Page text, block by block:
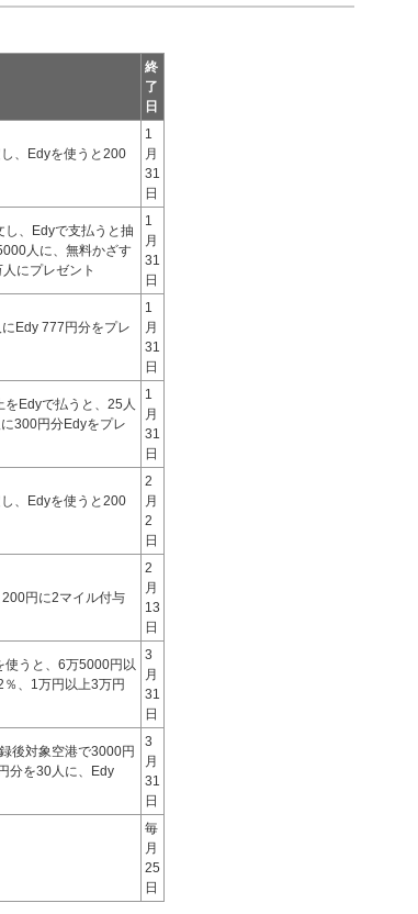
終
了
日
、Edyを使うと200
1
月
31
日
、Edyで支払うと抽
人に、無料かざす
にプレゼント
1
月
31
日
Edy 777円分をプレ
1
月
31
日
Edyで払うと、25人
300円分Edyをプレ
1
月
31
日
、Edyを使うと200
2
月
2
日
円に2マイル付与
2
月
13
日
使うと、6万5000円以
、1万円以上3万円
3
月
31
日
後対象空港で3000円
分を30人に、Edy
3
月
31
日
毎
月
25
日